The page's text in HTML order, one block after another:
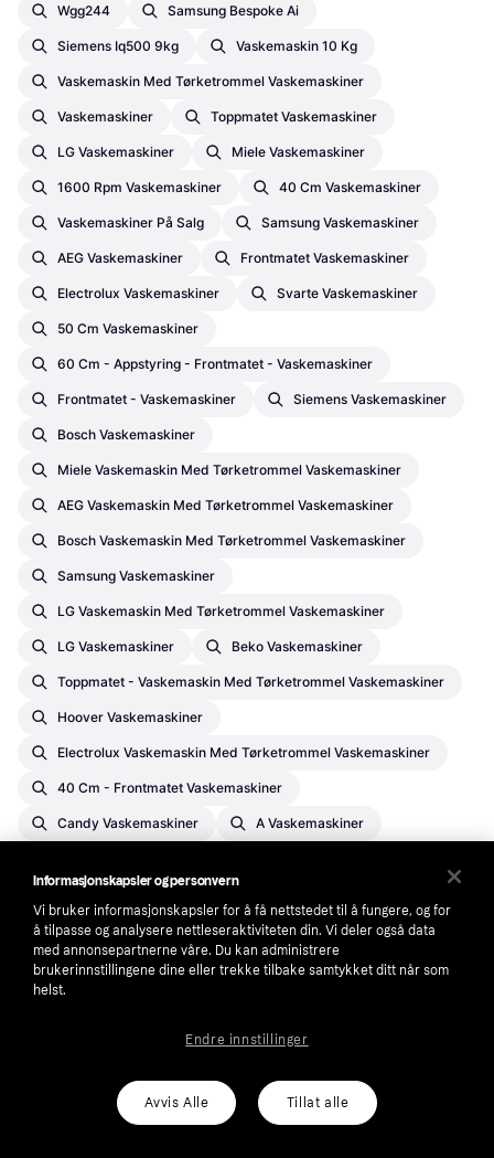
Wgg244 Samsung Bespoke Ai
Siemens Iq500 9kg Vaskemaskin 10 Kg
Vaskemaskin Med Tørketrommel Vaskemaskiner
Vaskemaskiner Toppmatet Vaskemaskiner
LG Vaskemaskiner Miele Vaskemaskiner
1600 Rpm Vaskemaskiner 40 Cm Vaskemaskiner
Vaskemaskiner På Salg Samsung Vaskemaskiner
AEG Vaskemaskiner Frontmatet Vaskemaskiner
Electrolux Vaskemaskiner Svarte Vaskemaskiner
50 Cm Vaskemaskiner
60 Cm - Appstyring - Frontmatet - Vaskemaskiner
Frontmatet - Vaskemaskiner Siemens Vaskemaskiner
Bosch Vaskemaskiner
Miele Vaskemaskin Med Tørketrommel Vaskemaskiner
AEG Vaskemaskin Med Tørketrommel Vaskemaskiner
Bosch Vaskemaskin Med Tørketrommel Vaskemaskiner
Samsung Vaskemaskiner
LG Vaskemaskin Med Tørketrommel Vaskemaskiner
LG Vaskemaskiner Beko Vaskemaskiner
Toppmatet - Vaskemaskin Med Tørketrommel Vaskemaskiner
Hoover Vaskemaskiner
Electrolux Vaskemaskin Med Tørketrommel Vaskemaskiner
40 Cm - Frontmatet Vaskemaskiner
Candy Vaskemaskiner A Vaskemaskiner
Klarna
Om oss
Presseinformasjon
Kontakt
Kontaktinformasjon for
Informasjonskapsler og personvern
Vi bruker informasjonskapsler for å få nettstedet til å fungere, og for
å tilpasse og analysere nettleseraktiviteten din. Vi deler også data
med annonsepartnerne våre. Du kan administrere
brukerinnstillingene dine eller trekke tilbake samtykket ditt når som
helst.
Avvis Alle Tillat alle
Endre innstillinger